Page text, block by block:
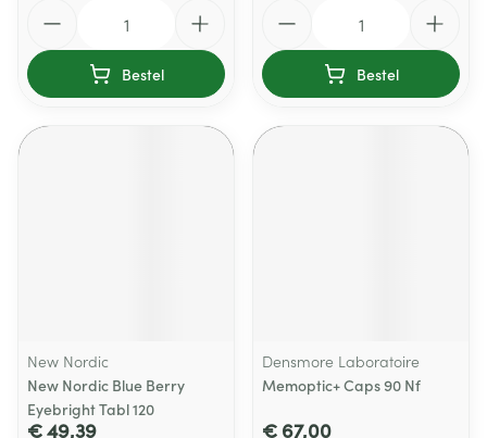
Bestel Bestel
New Nordic
New Nordic Blue Berry
Eyebright Tabl 120
€ 49,39
Densmore Laboratoire
Memoptic+ Caps 90 Nf
€ 67,00